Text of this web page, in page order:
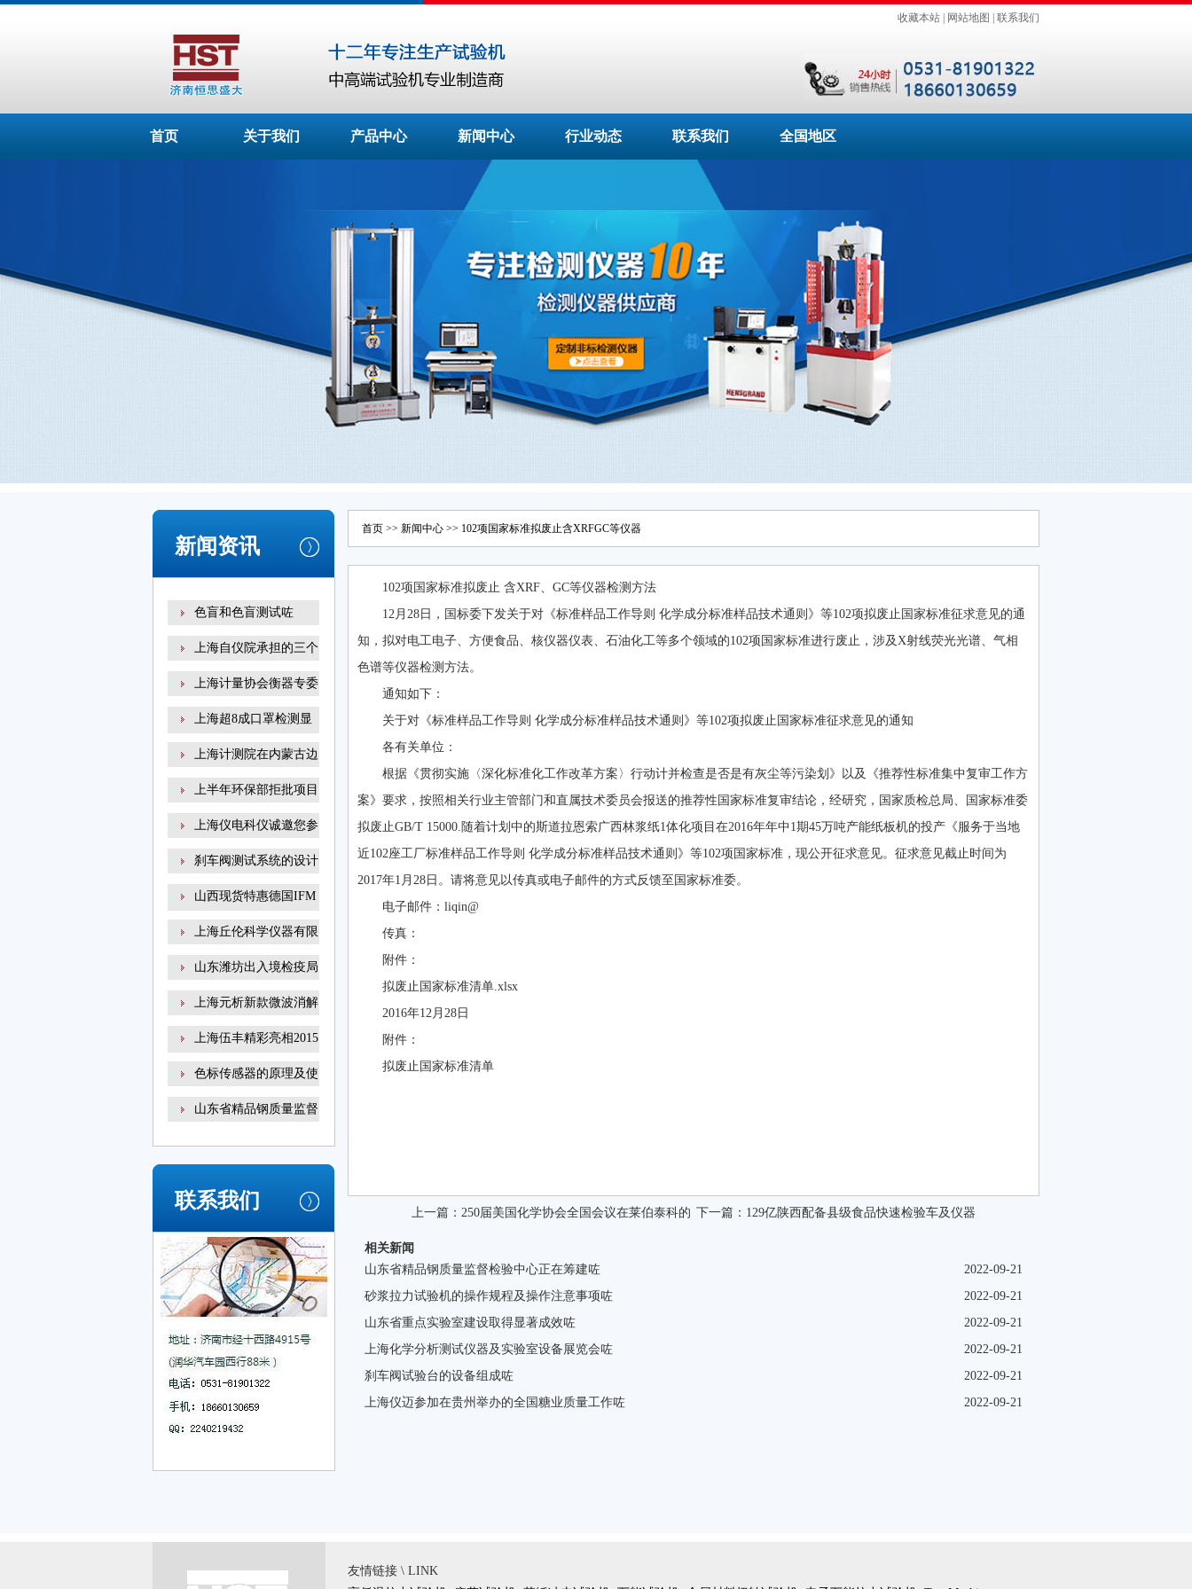
收藏本站 网站地图 联系我们
首页 关于我们 产品中心 新闻中心 行业动态 联系我们 全国地区
新闻资讯
色盲和色盲测试咗
上海自仪院承担的三个
上海计量协会衡器专委
上海超8成口罩检测显
上海计测院在内蒙古边
上半年环保部拒批项目
上海仪电科仪诚邀您参
刹车阀测试系统的设计
山西现货特惠德国IFM
上海丘伦科学仪器有限
山东潍坊出入境检疫局
上海元析新款微波消解
上海伍丰精彩亮相2015
色标传感器的原理及使
山东省精品钢质量监督
联系我们
首页 >> 新闻中心 >> 102项国家标准拟废止含XRFGC等仪器
102项国家标准拟废止 含XRF、GC等仪器检测方法
12月28日，国标委下发关于对《标准样品工作导则 化学成分标准样品技术通则》等102项拟废止国家标准征求意见的通
知，拟对电工电子、方便食品、核仪器仪表、石油化工等多个领域的102项国家标准进行废止，涉及X射线荧光光谱、气相
色谱等仪器检测方法。
通知如下：
关于对《标准样品工作导则 化学成分标准样品技术通则》等102项拟废止国家标准征求意见的通知
各有关单位：
根据《贯彻实施〈深化标准化工作改革方案〉行动计并检查是否是有灰尘等污染划》以及《推荐性标准集中复审工作方
案》要求，按照相关行业主管部门和直属技术委员会报送的推荐性国家标准复审结论，经研究，国家质检总局、国家标准委
拟废止GB/T 15000.随着计划中的斯道拉恩索广西林浆纸1体化项目在2016年年中1期45万吨产能纸板机的投产《服务于当地
近102座工厂标准样品工作导则 化学成分标准样品技术通则》等102项国家标准，现公开征求意见。征求意见截止时间为
2017年1月28日。请将意见以传真或电子邮件的方式反馈至国家标准委。
电子邮件：liqin@
传真：
附件：
拟废止国家标准清单.xlsx
2016年12月28日
附件：
拟废止国家标准清单
上一篇： 250届美国化学协会全国会议在莱伯泰科的 下一篇： 129亿陕西配备县级食品快速检验车及仪器
相关新闻
2022-09-21
山东省精品钢质量监督检验中心正在筹建咗
2022-09-21
砂浆拉力试验机的操作规程及操作注意事项咗
2022-09-21
山东省重点实验室建设取得显著成效咗
2022-09-21
上海化学分析测试仪器及实验室设备展览会咗
2022-09-21
刹车阀试验台的设备组成咗
2022-09-21
上海仪迈参加在贵州举办的全国糖业质量工作咗
友情链接 \ LINK